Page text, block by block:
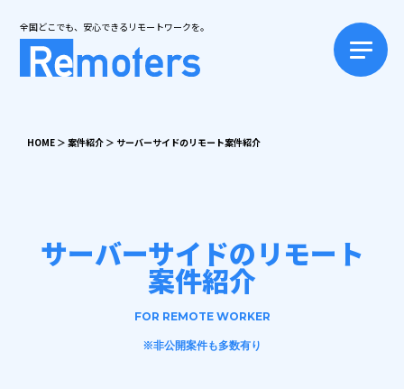
全国どこでも、安心できるリモートワークを。
HOME ＞ 案件紹介 ＞ サーバーサイドのリモート案件紹介
サーバーサイドのリモート
案件紹介
FOR REMOTE WORKER
※非公開案件も多数有り